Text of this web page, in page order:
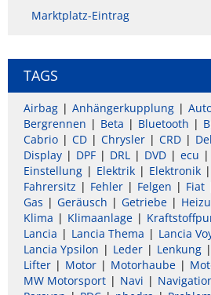
Marktplatz-Eintrag
TAGS
Airbag Anhängerkupplung
Bergrennen
Beta Bluetooth
Cabrio
CD Chrysler CRD
Display
DPF DRL DVD ecu
Einstellung
Elektrik Elektronik
Fahrersitz
Fehler Felgen Fiat
Gas
Geräusch Getriebe
Klima
Klimaanlage
Lancia
Lancia Thema
Lancia
Lancia Ypsilon
Leder Lenkung
Lifter
Motor Motorhaube
MW Motorsport
Navi